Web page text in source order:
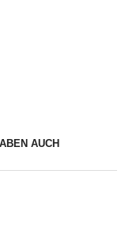
AUCH